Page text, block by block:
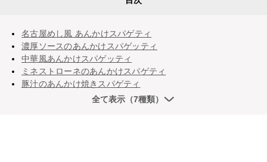
名古屋めし風 あんかけスパゲティ
濃厚ソースのあんかけスパゲッティ
中華風あんかけスパゲッティ
ミネストローネのあんかけスパゲティ
豚汁のあんかけ焼きスパゲティ
全て表示（7種類）